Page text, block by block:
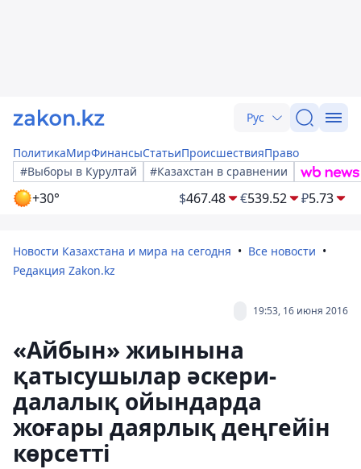
Рус
ПолитикаМирФинансыСтатьиПроисшествияПраво
#Выборы в Курултай
#Казахстан в сравнении
+30° $467.48 €539.52 ₽5.73
Новости Казахстана и мира на сегодня
Все новости
Редакция Zakon.kz
19:53, 16 июня 2016
«Айбын» жиынына
қатысушылар әскери-
далалық ойындарда
жоғары даярлық деңгейін
көрсетті